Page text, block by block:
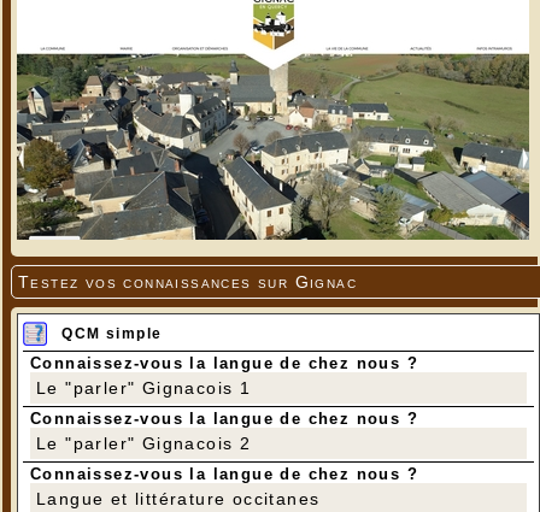
Testez vos connaissances sur Gignac
QCM simple
Connaissez-vous la langue de chez nous ?
Le "parler" Gignacois 1
Connaissez-vous la langue de chez nous ?
Le "parler" Gignacois 2
Connaissez-vous la langue de chez nous ?
Langue et littérature occitanes